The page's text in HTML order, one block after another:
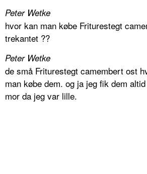
Peter Wetke
hvor kan man købe Friturestegt
trekantet ??
Peter Wetke
de små Friturestegt camembert ost
man købe dem. og ja jeg fik dem
mor da jeg var lille.